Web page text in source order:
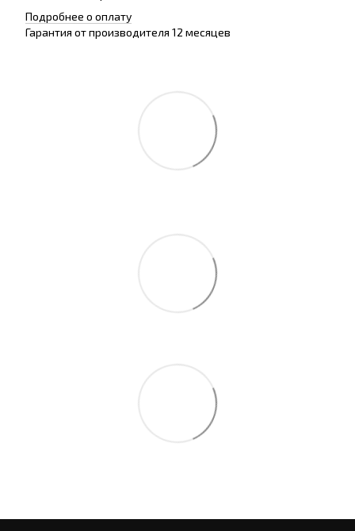
Подробнее о оплату
Гарантия от производителя 12 месяцев